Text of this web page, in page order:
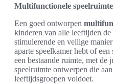
Multifunctionele
Een goed ontworpen
kinderen van alle leeftijden
stimulerende en veilige
aparte speelkamer hebt of
een bestaande ruimte, met de
speelruimte ontwerpen die
leeftijdsgroepen voldoet.